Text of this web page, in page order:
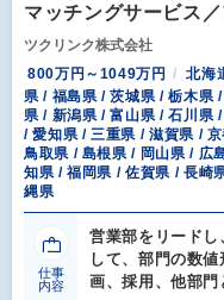
マッチングサービス／
ツクリンク株式会社
800万円～1049万円
北海
県 / 福島県 / 茨城県 / 栃木県
県 / 新潟県 / 富山県 / 石川県
/ 愛知県 / 三重県 / 滋賀県 /
鳥取県 / 島根県 / 岡山県 / 広
知県 / 福岡県 / 佐賀県 / 長崎
縄県
仕事
内容
営業部をリードし
して、部門の数
画、採用、他部門